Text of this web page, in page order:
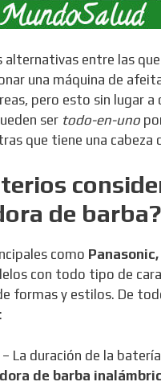
alternativas entre las
una máquina de
pero esto sin lugar a
ser todo-en-uno
que tiene una cabeza
de barba?
como
con todo tipo de
formas y estilos. De
– La duración de la
de barba